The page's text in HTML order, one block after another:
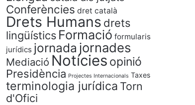
Conferències dret català
Drets Humans drets
lingüístics Formació formularis
jurídics jornada jornades
Mediació Notícies opinió
Presidència Projectes Internacionals Taxes
terminologia jurídica Torn
d'Ofici